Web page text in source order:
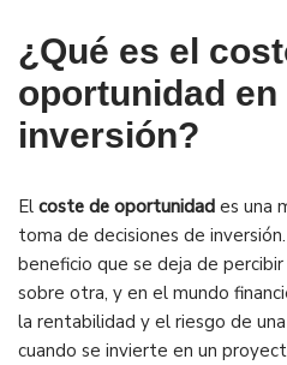
¿Qué es el
oportunidad en
inversión?
El coste de oportunidad es una
toma de decisiones de
beneficio que se deja de
sobre otra, y en el mundo
la rentabilidad y el riesgo de
cuando se invierte en un